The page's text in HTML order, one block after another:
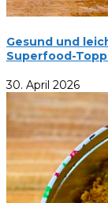
Gesund und
Superfood-
30. April 2026